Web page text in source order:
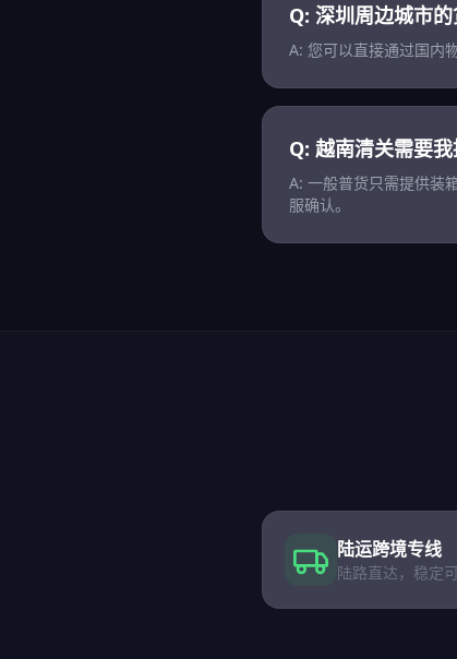
Q: 深圳周边城市的
A: 您可以直接通过国内
Q: 越南清关需要我
A: 一般普货只需提供装
服确认。
陆运跨境专线
陆路直达，稳定